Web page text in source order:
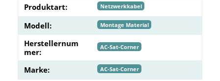
Produktart: Netzwerkkabel
Modell: Montage Material
Herstellernum
mer:
AC-Sat-Corner
Marke: AC-Sat-Corner